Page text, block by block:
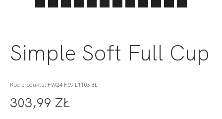
Simple Soft Full Cup
Kod produktu: FW24 F09 L1103 BL
303,99 ZŁ